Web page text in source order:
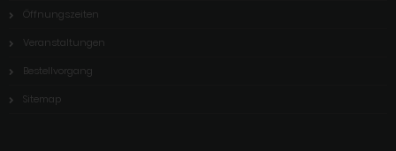
Öffnungszeiten
Veranstaltungen
Bestellvorgang
Sitemap